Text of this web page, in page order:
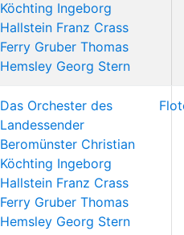
Köchting Ingeborg
Hallstein Franz Crass
Ferry Gruber Thomas
Hemsley Georg Stern
Das Orchester des
Landessender
Beromünster Christian
Köchting Ingeborg
Hallstein Franz Crass
Ferry Gruber Thomas
Hemsley Georg Stern